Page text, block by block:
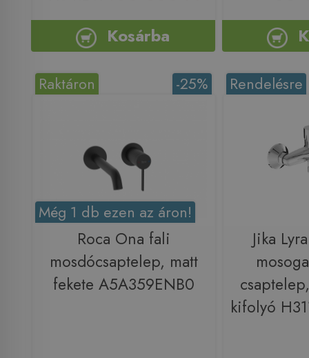
Kosárba
-25%
Raktáron
Még 1 db ezen az áron!
Roca Ona fali
mosdócsaptelep, matt
fekete A5A359ENB0
Rendelésre
Jika
kifolyó